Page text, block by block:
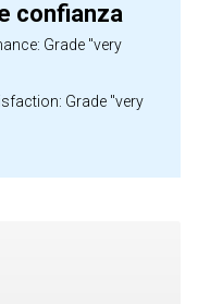
confianza
Grade "very
Grade "very